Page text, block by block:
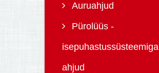
Auruahjud
Pürolüüs -
isepuhastussüsteemiga
ahjud